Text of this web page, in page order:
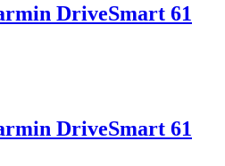
DriveSmart 61
DriveSmart 61